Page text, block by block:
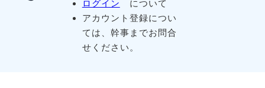
ログイン
について
アカウント登録につい
ては、幹事までお問合
せください。